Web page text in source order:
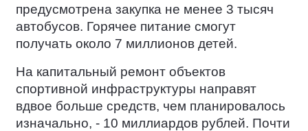
предусмотрена закупка не менее 3 тысяч
автобусов. Горячее питание смогут
получать около 7 миллионов детей.
На капитальный ремонт объектов
спортивной инфраструктуры направят
вдвое больше средств, чем планировалось
изначально, - 10 миллиардов рублей. Почти